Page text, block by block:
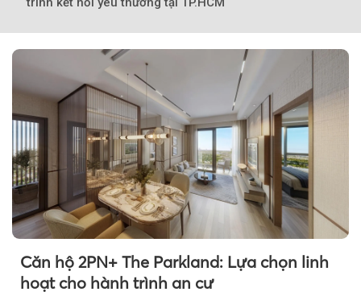
Căn hộ 2PN+ The Parkland: Lựa chọn linh
hoạt cho hành trình an cư